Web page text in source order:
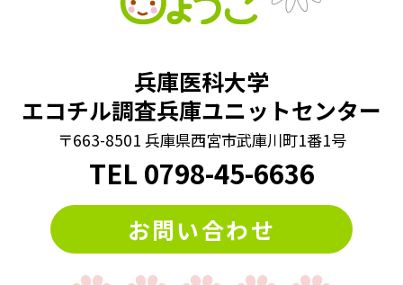
兵庫医科大学
エコチル調査兵庫ユニットセンター
〒663-8501 兵庫県西宮市武庫川町1番1号
TEL 0798-45-6636
お問い合わせ